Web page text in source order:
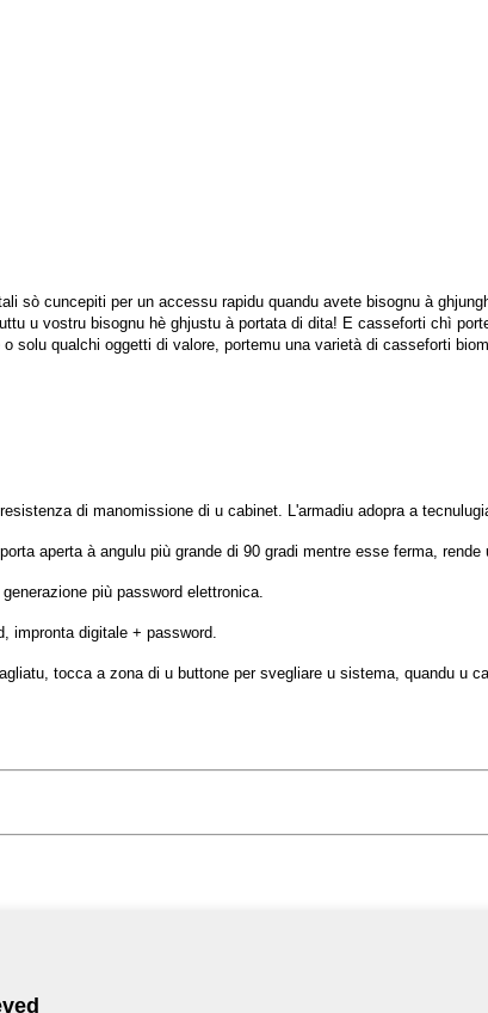
sò cuncepiti per un accessu rapidu quandu avete bisognu à
u vostru bisognu hè ghjustu à portata di dita! E casseforti chì
solu qualchi oggetti di valore, portemu una varietà di casseforti
di manomissione di u cabinet. L'armadiu adopra a
aperta à angulu più grande di 90 gradi mentre esse ferma,
più password elettronica.
impronta digitale + password.
tocca a zona di u buttone per svegliare u sistema, quandu u